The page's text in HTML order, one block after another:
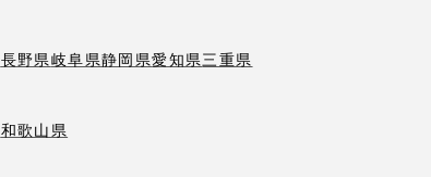
長野県岐阜県静岡県愛知県三重県
和歌山県